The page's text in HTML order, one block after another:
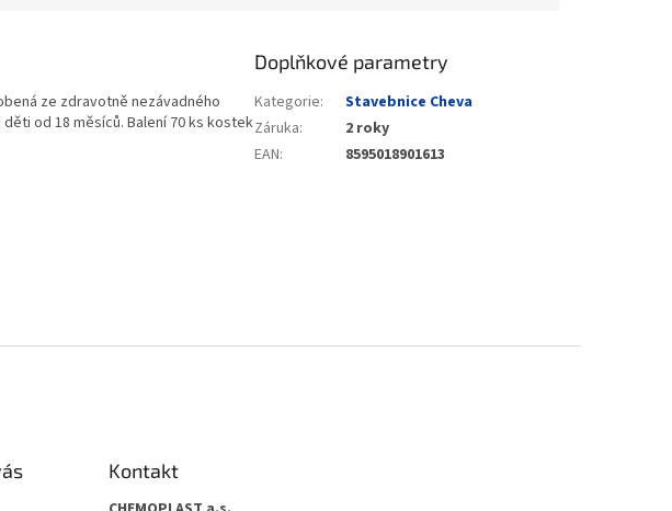
ze zdravotně nezávadného
od 18 měsíců. Balení 70 ks kostek
Doplňkové parametry
Kategorie:
Stavebnice Cheva
Záruka:
2 roky
EAN: 8595018901613
Kontakt